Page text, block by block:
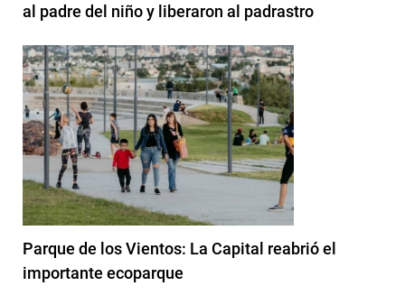
al padre del niño y liberaron al padrastro
Parque de los Vientos: La Capital reabrió el
importante ecoparque